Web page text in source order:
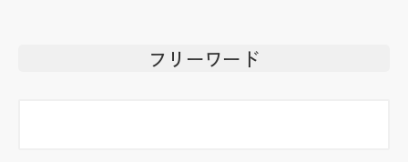
フリーワード